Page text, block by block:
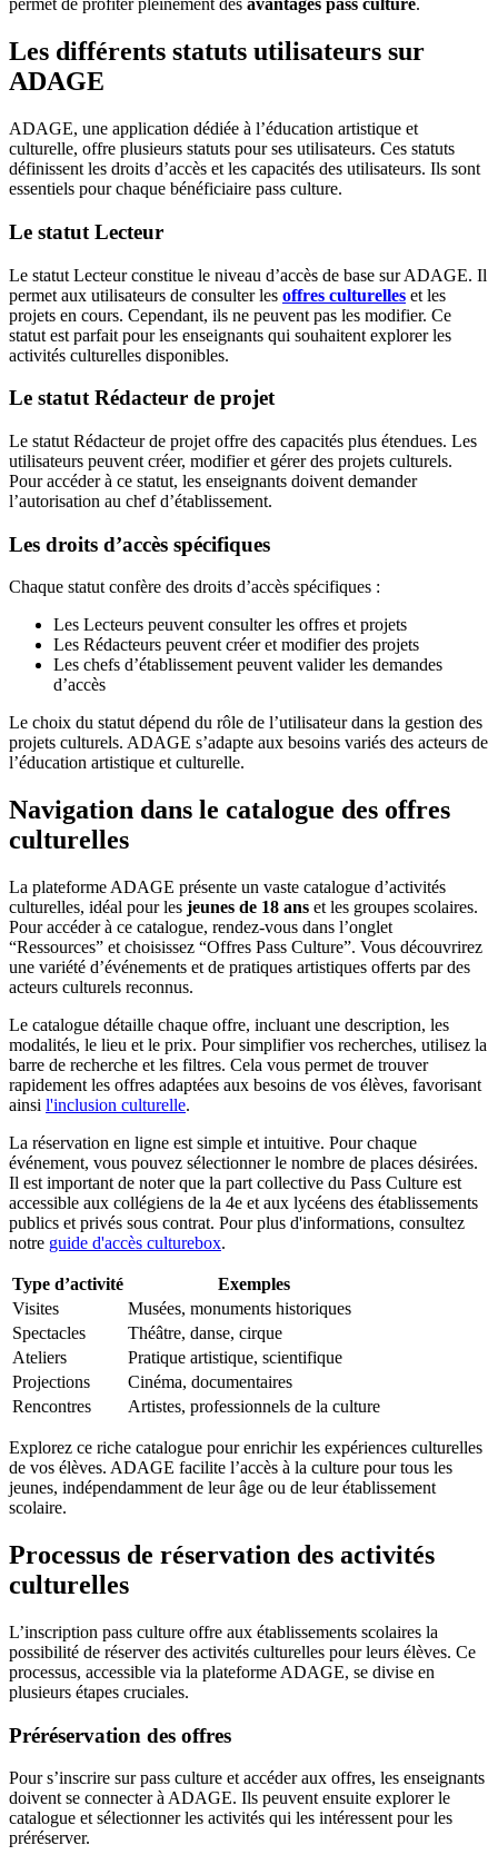
permet de profiter pleinement des avantages pass culture.
Les différents statuts utilisateurs sur
ADAGE
ADAGE, une application dédiée à l’éducation artistique et
culturelle, offre plusieurs statuts pour ses utilisateurs. Ces statuts
définissent les droits d’accès et les capacités des utilisateurs. Ils sont
essentiels pour chaque bénéficiaire pass culture.
Le statut Lecteur
Le statut Lecteur constitue le niveau d’accès de base sur ADAGE. Il
permet aux utilisateurs de consulter les offres culturelles et les
projets en cours. Cependant, ils ne peuvent pas les modifier. Ce
statut est parfait pour les enseignants qui souhaitent explorer les
activités culturelles disponibles.
Le statut Rédacteur de projet
Le statut Rédacteur de projet offre des capacités plus étendues. Les
utilisateurs peuvent créer, modifier et gérer des projets culturels.
Pour accéder à ce statut, les enseignants doivent demander
l’autorisation au chef d’établissement.
Les droits d’accès spécifiques
Chaque statut confère des droits d’accès spécifiques :
Les Lecteurs peuvent consulter les offres et projets
Les Rédacteurs peuvent créer et modifier des projets
Les chefs d’établissement peuvent valider les demandes
d’accès
Le choix du statut dépend du rôle de l’utilisateur dans la gestion des
projets culturels. ADAGE s’adapte aux besoins variés des acteurs de
l’éducation artistique et culturelle.
Navigation dans le catalogue des offres
culturelles
La plateforme ADAGE présente un vaste catalogue d’activités
culturelles, idéal pour les jeunes de 18 ans et les groupes scolaires.
Pour accéder à ce catalogue, rendez-vous dans l’onglet
“Ressources” et choisissez “Offres Pass Culture”. Vous découvrirez
une variété d’événements et de pratiques artistiques offerts par des
acteurs culturels reconnus.
Le catalogue détaille chaque offre, incluant une description, les
modalités, le lieu et le prix. Pour simplifier vos recherches, utilisez la
barre de recherche et les filtres. Cela vous permet de trouver
rapidement les offres adaptées aux besoins de vos élèves, favorisant
ainsi l'inclusion culturelle.
La réservation en ligne est simple et intuitive. Pour chaque
événement, vous pouvez sélectionner le nombre de places désirées.
Il est important de noter que la part collective du Pass Culture est
accessible aux collégiens de la 4e et aux lycéens des établissements
publics et privés sous contrat. Pour plus d'informations, consultez
notre guide d'accès culturebox.
Type d’activité
Exemples
Visites
Musées, monuments historiques
Spectacles
Théâtre, danse, cirque
Ateliers
Pratique artistique, scientifique
Projections
Cinéma, documentaires
Rencontres
Artistes, professionnels de la culture
Explorez ce riche catalogue pour enrichir les expériences culturelles
de vos élèves. ADAGE facilite l’accès à la culture pour tous les
jeunes, indépendamment de leur âge ou de leur établissement
scolaire.
Processus de réservation des activités
culturelles
L’inscription pass culture offre aux établissements scolaires la
possibilité de réserver des activités culturelles pour leurs élèves. Ce
processus, accessible via la plateforme ADAGE, se divise en
plusieurs étapes cruciales.
Préréservation des offres
Pour s’inscrire sur pass culture et accéder aux offres, les enseignants
doivent se connecter à ADAGE. Ils peuvent ensuite explorer le
catalogue et sélectionner les activités qui les intéressent pour les
préréserver.